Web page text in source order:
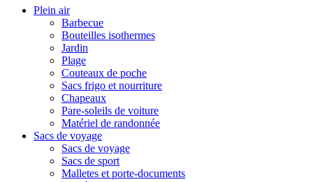
Plein air
Barbecue
Bouteilles isothermes
Jardin
Plage
Couteaux de poche
Sacs frigo et nourriture
Chapeaux
Pare-soleils de voiture
Matériel de randonnée
Sacs de voyage
Sacs de voyage
Sacs de sport
Malletes et porte-documents